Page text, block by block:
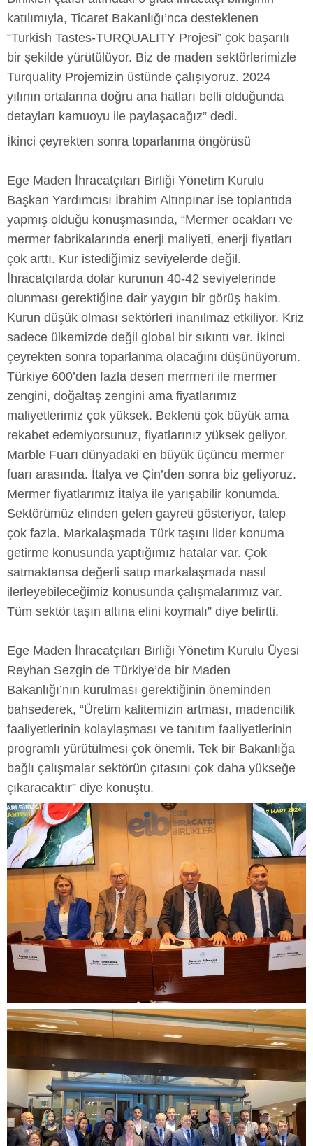
katılımıyla, Ticaret Bakanlığı’nca desteklenen
“Turkish Tastes-TURQUALITY Projesi” çok başarılı
bir şekilde yürütülüyor. Biz de maden sektörlerimizle
Turquality Projemizin üstünde çalışıyoruz. 2024
yılının ortalarına doğru ana hatları belli olduğunda
detayları kamuoyu ile paylaşacağız” dedi.
İkinci çeyrekten sonra toparlanma öngörüsü
Ege Maden İhracatçıları Birliği Yönetim Kurulu
Başkan Yardımcısı İbrahim Altınpınar ise toplantıda
yapmış olduğu konuşmasında, “Mermer ocakları ve
mermer fabrikalarında enerji maliyeti, enerji fiyatları
çok arttı. Kur istediğimiz seviyelerde değil.
İhracatçılarda dolar kurunun 40-42 seviyelerinde
olunması gerektiğine dair yaygın bir görüş hakim.
Kurun düşük olması sektörleri inanılmaz etkiliyor. Kriz
sadece ülkemizde değil global bir sıkıntı var. İkinci
çeyrekten sonra toparlanma olacağını düşünüyorum.
Türkiye 600’den fazla desen mermeri ile mermer
zengini, doğaltaş zengini ama fiyatlarımız
maliyetlerimiz çok yüksek. Beklenti çok büyük ama
rekabet edemiyorsunuz, fiyatlarınız yüksek geliyor.
Marble Fuarı dünyadaki en büyük üçüncü mermer
fuarı arasında. İtalya ve Çin’den sonra biz geliyoruz.
Mermer fiyatlarımız İtalya ile yarışabilir konumda.
Sektörümüz elinden gelen gayreti gösteriyor, talep
çok fazla. Markalaşmada Türk taşını lider konuma
getirme konusunda yaptığımız hatalar var. Çok
satmaktansa değerli satıp markalaşmada nasıl
ilerleyebileceğimiz konusunda çalışmalarımız var.
Tüm sektör taşın altına elini koymalı” diye belirtti.
Ege Maden İhracatçıları Birliği Yönetim Kurulu Üyesi
Reyhan Sezgin de Türkiye’de bir Maden
Bakanlığı’nın kurulması gerektiğinin öneminden
bahsederek, “Üretim kalitemizin artması, madencilik
faaliyetlerinin kolaylaşması ve tanıtım faaliyetlerinin
programlı yürütülmesi çok önemli. Tek bir Bakanlığa
bağlı çalışmalar sektörün çıtasını çok daha yükseğe
çıkaracaktır” diye konuştu.